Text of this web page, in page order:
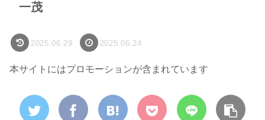
一茂
2025.06.29 2025.06.24
本サイトにはプロモーションが含まれています